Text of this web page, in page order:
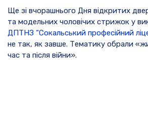
Ще зі вчорашнього Дня відкритих
та модельних чоловічих стрижок у
ДПТНЗ “Сокальський професійний
не так, як завше. Тематику обрали
час та після війни».